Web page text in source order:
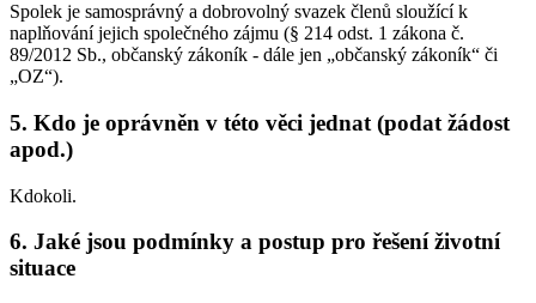
Spolek je samosprávný a dobrovolný svazek členů sloužící k
naplňování jejich společného zájmu (§ 214 odst. 1 zákona č.
89/2012 Sb., občanský zákoník - dále jen „občanský zákoník“ či
„OZ“).
5. Kdo je oprávněn v této věci jednat (podat žádost
apod.)
Kdokoli.
6. Jaké jsou podmínky a postup pro řešení životní
situace